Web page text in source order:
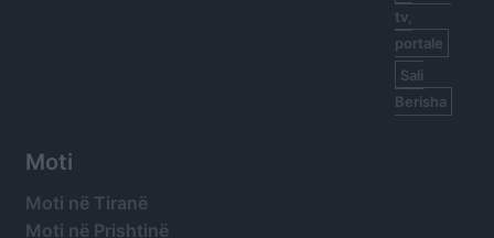
tv,
portale
Sali
Berisha
Moti
Moti në Tiranë
Moti në Prishtinë